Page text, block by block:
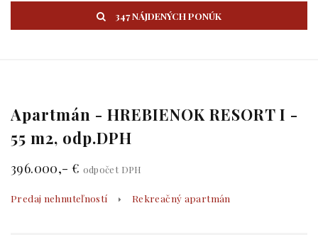
347 NÁJDENÝCH PONÚK
Apartmán - HREBIENOK RESORT I -
55 m2, odp.DPH
396.000,- € odpočet DPH
Predaj nehnuteľností Rekreačný apartmán